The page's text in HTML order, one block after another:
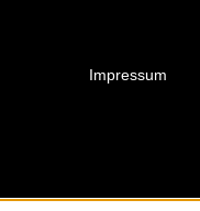
Impressum